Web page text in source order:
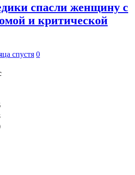
спасли женщину с
и критической
спустя 0